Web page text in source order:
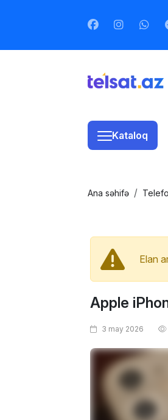
Kataloq
Ana səhifə
Elan
Apple
3 may 2026